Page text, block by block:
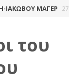
ΜΆΓΕΡ 27
του